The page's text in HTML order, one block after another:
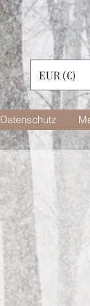
EUR (€)
Datenschutz